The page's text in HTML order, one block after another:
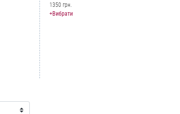
1350 грн.
+Вибрати